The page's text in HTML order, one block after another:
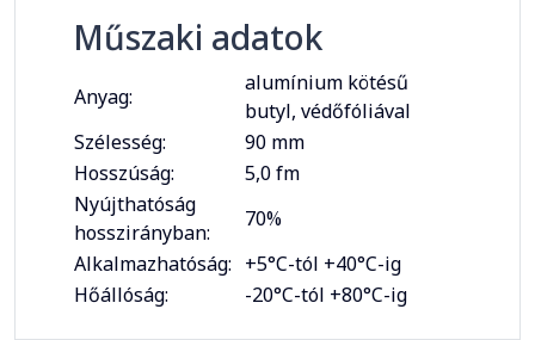
Műszaki adatok
Anyag:
alumínium kötésű
butyl, védőfóliával
Szélesség:
90 mm
Hosszúság:
5,0 fm
Nyújthatóság
hosszirányban:
70%
Alkalmazhatóság: +5°C-tól +40°C-ig
Hőállóság:
-20°C-tól +80°C-ig